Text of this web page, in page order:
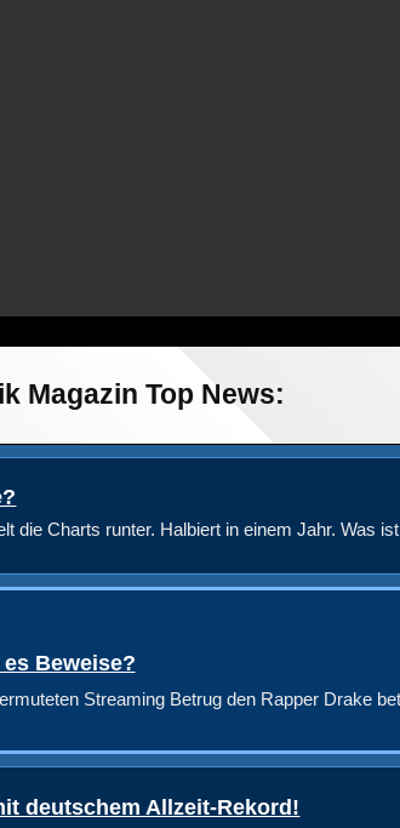
Magazin Top News:
die Charts runter. Halbiert in einem Jahr. Was
Beweise?
Streaming Betrug den Rapper Drake
deutschem Allzeit-Rekord!